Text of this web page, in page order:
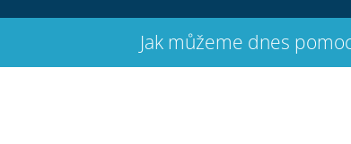
Jak můžeme dnes